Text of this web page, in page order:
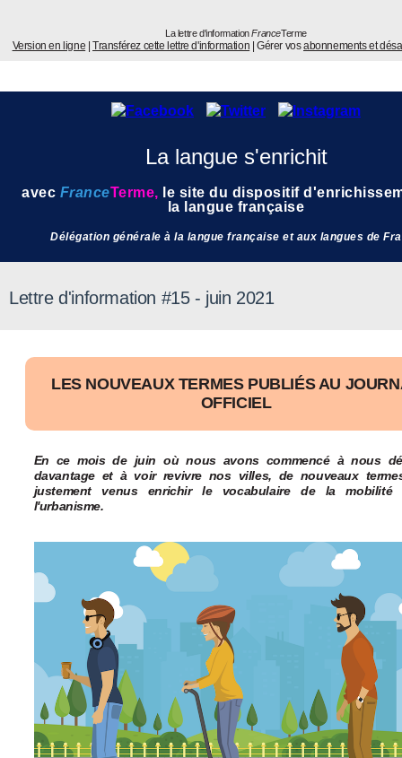
La lettre d'informationFranceTerme
Version en ligne
Transférez cette lettre d'information | Gérer vosabonnements et
La langue s'enrichit
avec FranceTerme, e site du dispositif
la langue française
Délégation générale à la langue française et aux langues de
Lettre d'information #15 - juin 2021
LES NOUVEAUX TERMES PUBLIÉS AU
OFFICIEL
En ce mois de juin où nous avons commencé à nous
davantage et à voir revivre nos villes, de nouveaux
justement venus enrichir le vocabulaire de la
l'urbanisme.